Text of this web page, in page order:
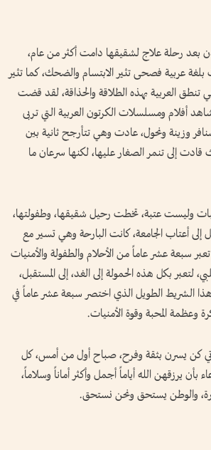
بعد رحلة علاج لشقيقها دامت أكثر من عام،
عربية فصحى تثير الابتسام والضحك، كما تثير
تنطق العربية بهذه الطلاقة والحذاقة، لقد قضت
أفلام ومسلسلات الكرتون العربية التي تربى
وزينة ونحول، عادت وهي تتأرجح ثانية بين
إلى تنمر الصغار عليها، لكنها سرعان ما
وليست عتبة، تخطت رحيل شقيقها، وطفولتها،
أعتاب الجامعة، كانت البارحة وهي تسير مع
تعبر سبعة عشر عاماً من الأحلام والطفولة والأمنيات
لتعبر بكل هذه الحمولة إلى الغد، إلى المستقبل،
الشريط الطويل الذي اختصر سبعة عشر عاماً في
وعظمة المحبة وقوة الأمنيات.
كن يسرن بثقة وفرح، صباح أول من أمس، كل
بأن يرزقهن الله أياماً أجمل وأكثر أماناً وسلاماً،
والوطن يستحق ونحن نستحق.